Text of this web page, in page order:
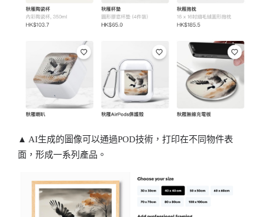
▲ AI生成的圖像可以通過POD技術，打印在不同物件表
面，形成一系列產品。